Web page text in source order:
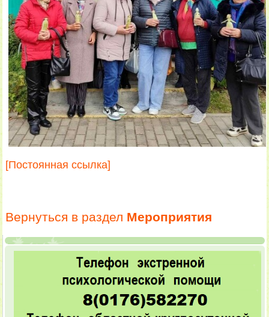
[Постоянная ссылка]
Вернуться в раздел Мероприятия